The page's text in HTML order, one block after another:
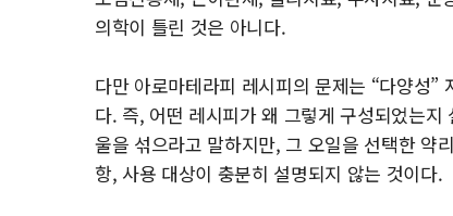
의학이 틀린 것은 아니다.
다만 아로마테라피 레시피의 문제는 “다양성”
다. 즉, 어떤 레시피가 왜 그렇게 구성되었는
울을 섞으라고 말하지만, 그 오일을 선택한 약
항, 사용 대상이 충분히 설명되지 않는 것이다.